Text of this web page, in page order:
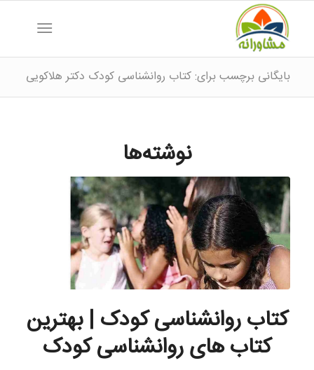
بایگانی برچسب برای: کتاب روانشناسی کودک دکتر هلاکویی
نوشته‌ها
کتاب روانشناسی کودک | بهترین
کتاب های روانشناسی کودک